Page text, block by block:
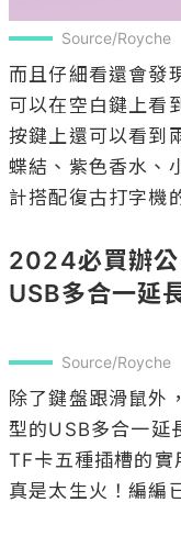
Source/Royche
而且仔細看還會發
可以在空白鍵上看
按鍵上還可以看到
蝶結、紫色香水、
計搭配復古打字機
2024必買辦公
USB多合一延
Source/Royche
除了鍵盤跟滑鼠外
型的USB多合一延
TF卡五種插槽的實
真是太生火！編編